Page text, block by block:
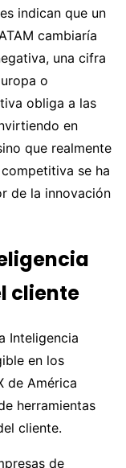
indican que un
cambiaría
una cifra
o
obliga a las
en
que realmente
se ha
de la innovación
cliente
Inteligencia
en los
de América
herramientas
cliente.
de